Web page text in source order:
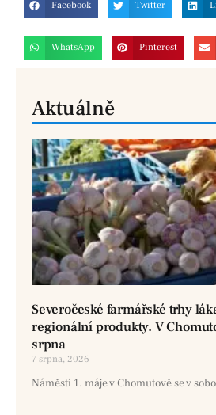
Facebook Twitter
WhatsApp Pinterest
Aktuálně
Severočeské farmářské trhy
regionální produkty. V
srpna
7 srpna, 2026
Náměstí 1. máje v Chomutově se v